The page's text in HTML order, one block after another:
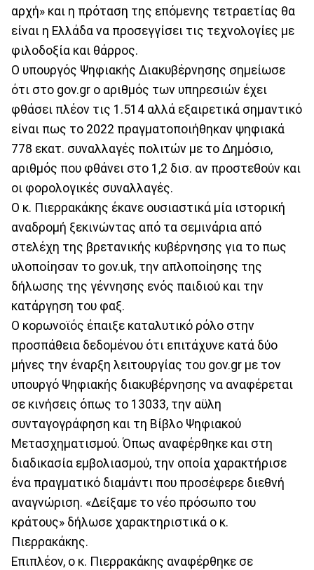
αρχή» και η πρόταση της επόμενης τετραετίας θα
είναι η Ελλάδα να προσεγγίσει τις τεχνολογίες με
φιλοδοξία και θάρρος.
Ο υπουργός Ψηφιακής Διακυβέρνησης σημείωσε
ότι στο gov.gr ο αριθμός των υπηρεσιών έχει
φθάσει πλέον τις 1.514 αλλά εξαιρετικά σημαντικό
είναι πως το 2022 πραγματοποιήθηκαν ψηφιακά
778 εκατ. συναλλαγές πολιτών με το Δημόσιο,
αριθμός που φθάνει στο 1,2 δισ. αν προστεθούν και
οι φορολογικές συναλλαγές.
Ο κ. Πιερρακάκης έκανε ουσιαστικά μία ιστορική
αναδρομή ξεκινώντας από τα σεμινάρια από
στελέχη της βρετανικής κυβέρνησης για το πως
υλοποίησαν το gov.uk, την απλοποίησης της
δήλωσης της γέννησης ενός παιδιού και την
κατάργηση του φαξ.
Ο κορωνοϊός έπαιξε καταλυτικό ρόλο στην
προσπάθεια δεδομένου ότι επιτάχυνε κατά δύο
μήνες την έναρξη λειτουργίας του gov.gr με τον
υπουργό Ψηφιακής διακυβέρνησης να αναφέρεται
σε κινήσεις όπως το 13033, την αϋλη
συνταγογράφηση και τη Βίβλο Ψηφιακού
Μετασχηματισμού. Όπως αναφέρθηκε και στη
διαδικασία εμβολιασμού, την οποία χαρακτήρισε
ένα πραγματικό διαμάντι που προσέφερε διεθνή
αναγνώριση. «Δείξαμε το νέο πρόσωπο του
κράτους» δήλωσε χαρακτηριστικά ο κ.
Πιερρακάκης.
Επιπλέον, ο κ. Πιερρακάκης αναφέρθηκε σε